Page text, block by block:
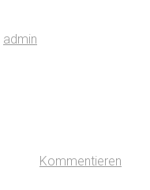
admin
Kommentieren